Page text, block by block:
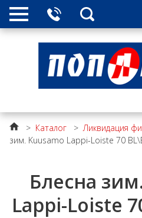
> Каталог >Ликвидация
зим. Kuusamo Lappi-Loiste 70
Блесна
Lappi-Loiste